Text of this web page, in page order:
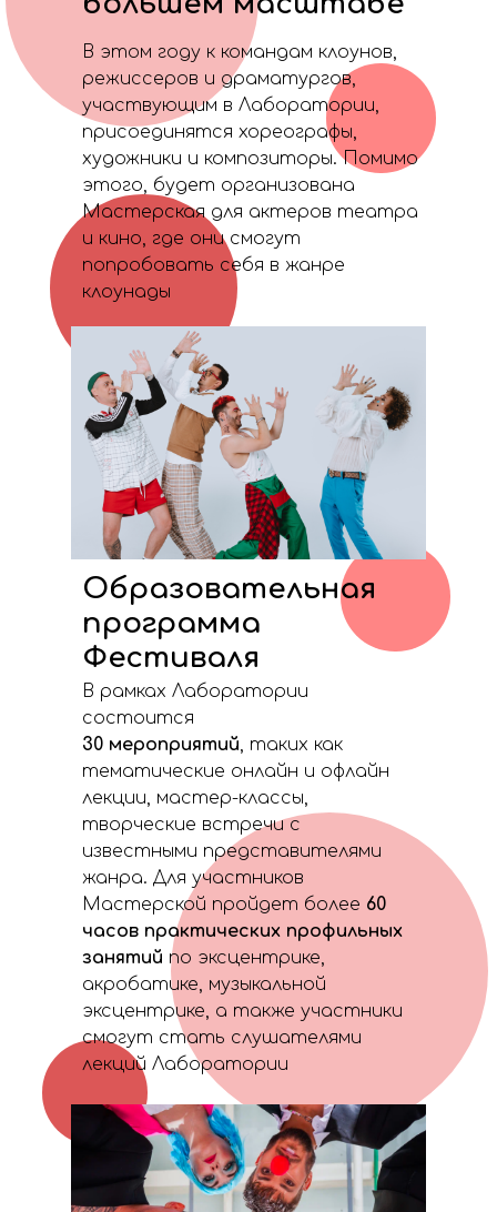
В этом году к командам клоунов,
режиссеров и драматургов,
участвующим в Лаборатории,
присоединятся хореографы,
художники и композиторы. Помимо
этого, будет организована
Мастерская для актеров театра
и кино, где они смогут
попробовать себя в жанре
клоунады
Образовательная
программа
Фестиваля
В рамках Лаборатории
состоится
30 мероприятий, таких как
тематические онлайн и офлайн
лекции, мастер-классы,
творческие встречи с
известными представителями
жанра. Для участников
Мастерской пройдет более 60
часов практических профильных
занятий по эксцентрике,
акробатике, музыкальной
эксцентрике, а также участники
смогут стать слушателями
лекций Лаборатории